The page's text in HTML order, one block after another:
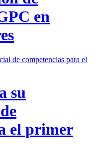
en
su
el primer